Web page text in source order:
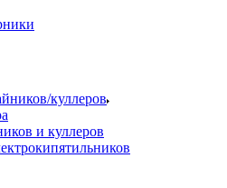
куллеров
и куллеров